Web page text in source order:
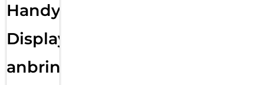
Handy
Displayfolie
anbringen